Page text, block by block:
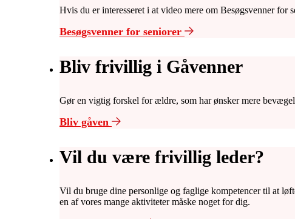
Hvis du er interesseret i at video mere om Besøgsvenner for
Besøgsvenner for seniorer
Bliv frivillig i Gåvenner
Gør en vigtig forskel for ældre, som har ønsker mere
Bliv gåven
Vil du være frivillig leder?
Vil du bruge dine personlige og faglige kompetencer til at
en af vores mange aktiviteter måske noget for dig.